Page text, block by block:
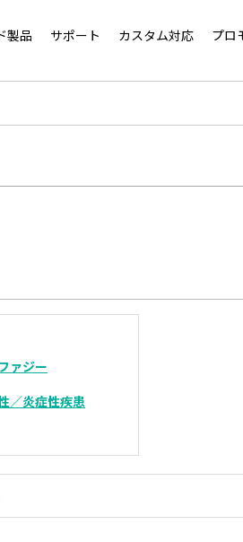
製品 サポート カスタム対応 プロ
ァジー
／炎症性疾患